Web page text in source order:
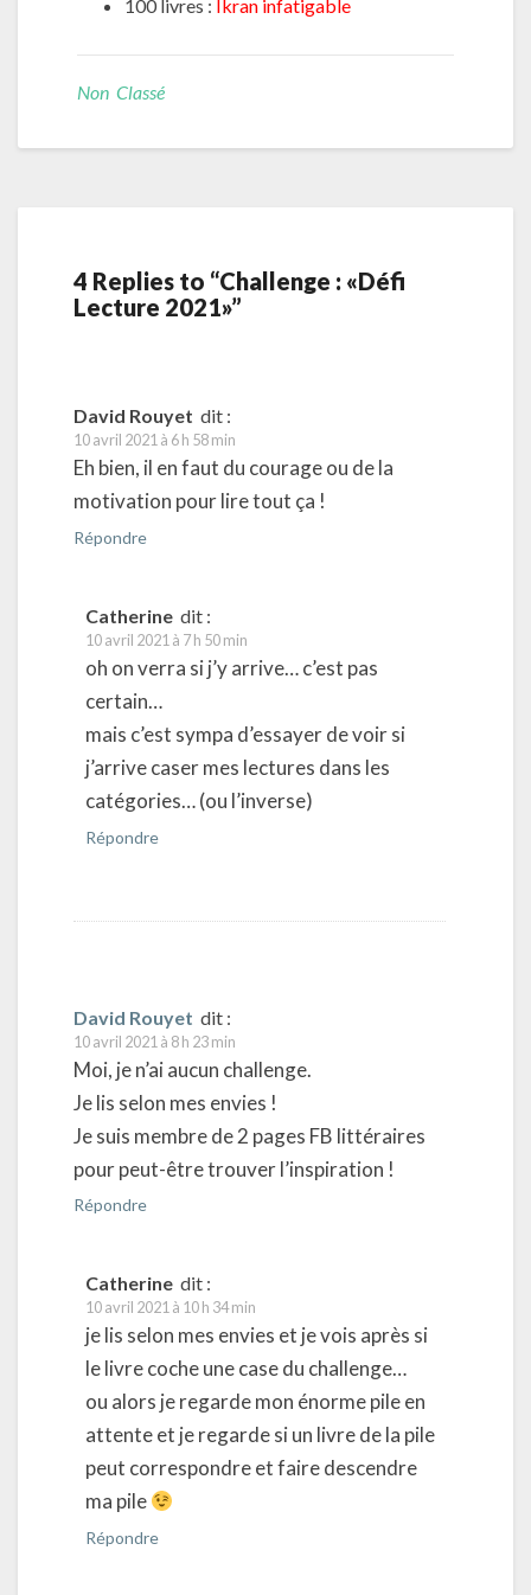
100 livres : Ikran infatigable
Non Classé
4 Replies to “Challenge : «Défi
Lecture 2021»”
David Rouyet dit :
10 avril 2021 à 6 h 58 min
Eh bien, il en faut du courage ou de la
motivation pour lire tout ça !
Répondre
Catherine dit :
10 avril 2021 à 7 h 50 min
oh on verra si j’y arrive… c’est pas
certain…
mais c’est sympa d’essayer de voir si
j’arrive caser mes lectures dans les
catégories… (ou l’inverse)
Répondre
David Rouyet dit :
10 avril 2021 à 8 h 23 min
Moi, je n’ai aucun challenge.
Je lis selon mes envies !
Je suis membre de 2 pages FB littéraires
pour peut-être trouver l’inspiration !
Répondre
Catherine dit :
10 avril 2021 à 10 h 34 min
je lis selon mes envies et je vois après si
le livre coche une case du challenge…
ou alors je regarde mon énorme pile en
attente et je regarde si un livre de la pile
peut correspondre et faire descendre
ma pile
Répondre